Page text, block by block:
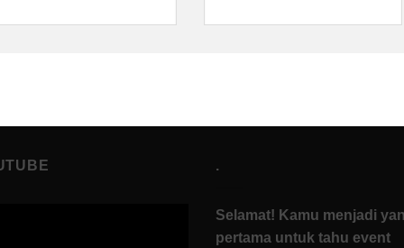
.
Selamat! Kamu menjadi
pertama untuk tahu event